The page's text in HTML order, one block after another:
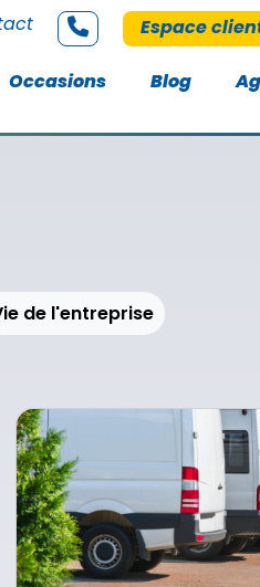
Espace
Occasions Blog
de l'entreprise